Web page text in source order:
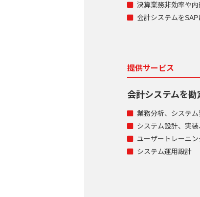
決算業務非効率や
会計システムを
提供サービス
会計システムを
業務分析、システ
システム設計、実装
ユーザートレーニ
システム運用設計